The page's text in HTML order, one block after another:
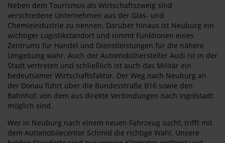
Neben dem Tourismus als Wirtschaftszweig sind
verschiedene Unternehmen aus der Glas- und
Chemieindustrie zu nennen. Darüber hinaus ist Neuburg ein
wichtiger Logistikstandort und nimmt Funktionen eines
Zentrums für Handel und Dienstleistungen für die nähere
Umgebung wahr. Auch der Automobilhersteller Audi ist in der
Stadt vertreten und schließlich ist auch das Militär ein
bedeutsamer Wirtschaftsfaktor. Der Weg nach Neuburg an
der Donau führt über die Bundesstraße B16 sowie den
Bahnhof, von dem aus direkte Verbindungen nach Ingolstadt
möglich sind.
Wer in Neuburg nach einem neuen Fahrzeug sucht, trifft mit
dem Automobilecenter Schmid die richtige Wahl. Unsere